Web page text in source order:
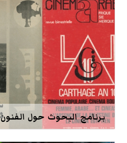
برنامج البحوث حول الفنون